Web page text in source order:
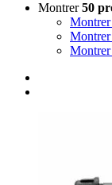
Montrer50
Montrer
Montrer
Montrer